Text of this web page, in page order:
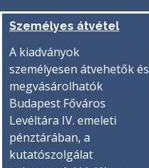
Személyes átvétel
A kiadványok
személyesen átvehetők és
megvásárolhatók
Budapest Főváros
Levéltára IV. emeleti
pénztárában, a
kutatószolgálat